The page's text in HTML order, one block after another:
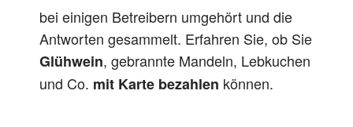
bei einigen Betreibern umgehört und die
Antworten gesammelt. Erfahren Sie, ob Sie
Glühwein, gebrannte Mandeln, Lebkuchen
und Co. mit Karte bezahlen können.